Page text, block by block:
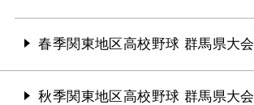
春季関東地区高校野球 群馬県大会
秋季関東地区高校野球 群馬県大会